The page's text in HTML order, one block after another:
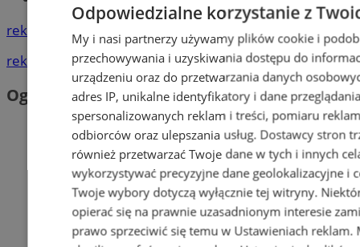
reklama
reklama
Ogłoszenia
Odpowiedzialne korzystanie z
My i nasi partnerzy używamy plików cookie i
przechowywania i uzyskiwania dostępu do
urządzeniu oraz do przetwarzania danych
adres IP, unikalne identyfikatory i dane
spersonalizowanych reklam i treści, pomiaru
odbiorców oraz ulepszania usług. Dostawcy stron
również przetwarzać Twoje dane w tych i innych
wykorzystywać precyzyjne dane geolokalizacyjne i
Twoje wybory dotyczą wyłącznie tej witryny.
opierać się na prawnie uzasadnionym interesie
prawo sprzeciwić się temu w Ustawieniach reklam.